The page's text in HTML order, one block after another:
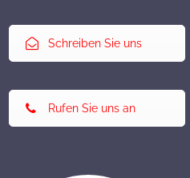
Schreiben Sie uns
Rufen Sie uns an